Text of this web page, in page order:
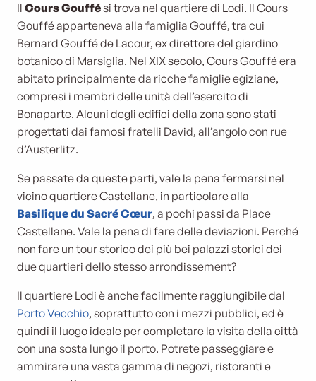
Il Cours Gouffési trova nel quartiere di Lodi. Il Cours
Gouffé apparteneva alla famiglia Gouffé, tra cui
Bernard Gouffé de Lacour, ex direttore del giardino
botanico di Marsiglia. Nel XIX secolo, Cours Gouffé era
abitato principalmente da ricche famiglie egiziane,
compresi i membri delle unità dell’esercito di
Bonaparte. Alcuni degli edifici della zona sono stati
progettati dai famosi fratelli David, all’angolo con rue
d’Austerlitz.
Se passate da queste parti, vale la pena fermarsi nel
vicino quartiere Castellane, in particolare alla
Basilique du Sacré Cœur, a pochi passi da Place
Castellane. Vale la pena di fare delle deviazioni. Perché
non fare un tour storico dei più bei palazzi storici dei
due quartieri dello stesso arrondissement?
Il quartiere Lodi è anche facilmente raggiungibile dal
Porto Vecchio, soprattutto con i mezzi pubblici, ed è
quindi il luogo ideale per completare la visita della città
con una sosta lungo il porto. Potrete passeggiare e
ammirare una vasta gamma di negozi, ristoranti e